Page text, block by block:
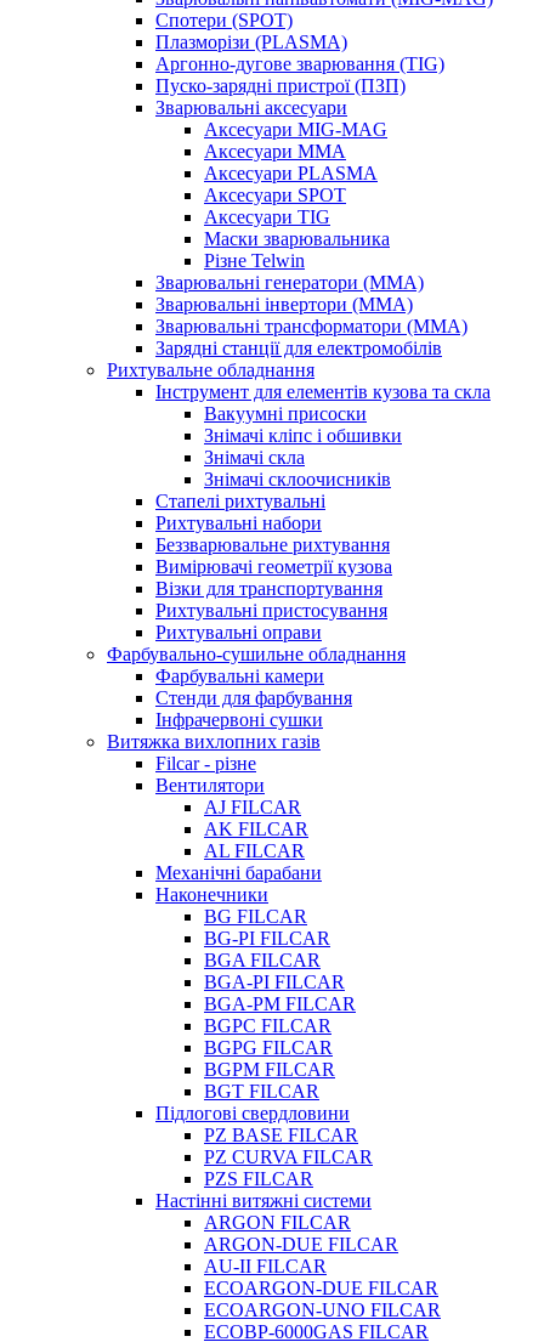
Спотери (SPOT)
Плазморізи (PLASMA)
Аргонно-дугове зварювання (TIG)
Пуско-зарядні пристрої (ПЗП)
Зварювальні аксесуари
Аксесуари MIG-MAG
Аксесуари MMA
Аксесуари PLASMA
Аксесуари SPOT
Аксесуари TIG
Маски зварювальника
Різне Telwin
Зварювальні генератори (MMA)
Зварювальні інвертори (MMA)
Зварювальні трансформатори (MMA)
Зарядні станції для електромобілів
Рихтувальне обладнання
Інструмент для елементів кузова та скла
Вакуумні присоски
Знімачі кліпс і обшивки
Знімачі скла
Знімачі склоочисників
Стапелі рихтувальні
Рихтувальні набори
Беззварювальне рихтування
Вимірювачі геометрії кузова
Візки для транспортування
Рихтувальні пристосування
Рихтувальні оправи
Фарбувально-сушильне обладнання
Фарбувальні камери
Стенди для фарбування
Інфрачервоні сушки
Витяжка вихлопних газів
Filcar - різне
Вентилятори
AJ FILCAR
AK FILCAR
AL FILCAR
Механічні барабани
Наконечники
BG FILCAR
BG-PI FILCAR
BGA FILCAR
BGA-PI FILCAR
BGA-PM FILCAR
BGPC FILCAR
BGPG FILCAR
BGPM FILCAR
BGT FILCAR
Підлогові свердловини
PZ BASE FILCAR
PZ CURVA FILCAR
PZS FILCAR
Настінні витяжні системи
ARGON FILCAR
ARGON-DUE FILCAR
AU-II FILCAR
ECOARGON-DUE FILCAR
ECOARGON-UNO FILCAR
ECOBP-6000GAS FILCAR